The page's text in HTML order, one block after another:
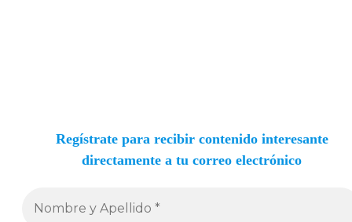
Regístrate para recibir contenido interesante
directamente a tu correo electrónico